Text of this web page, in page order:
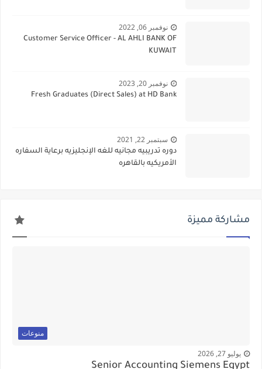
نوفمبر 06, 2022
Customer Service Officer - AL AHLI BANK OF
KUWAIT
نوفمبر 20, 2023
Fresh Graduates (Direct Sales) at HD Bank
سبتمبر 22, 2021
دوره تدريبيه مجانيه للغه الإنجليزيه برعاية السفاره
الأمريكيه بالقاهره
مشاركة مميزة
منوعات
يوليو 27, 2026
Senior Accounting Siemens Egypt